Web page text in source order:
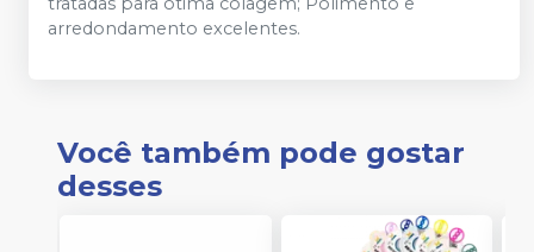
arredondamento excelentes.
Você também pode gostar
desses